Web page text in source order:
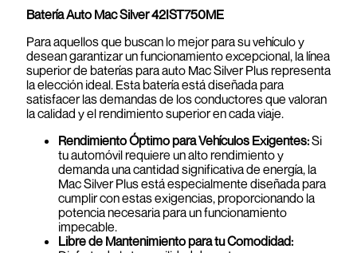
Batería Auto Mac Silver 42IST750ME
Para aquellos que buscan lo mejor para su vehículo y
desean garantizar un funcionamiento excepcional, la línea
superior de baterías para auto Mac Silver Plus representa
la elección ideal. Esta batería está diseñada para
satisfacer las demandas de los conductores que valoran
la calidad y el rendimiento superior en cada viaje.
Rendimiento Óptimo para Vehículos Exigentes:Si
tu automóvil requiere un alto rendimiento y
demanda una cantidad significativa de energía, la
Mac Silver Plus está especialmente diseñada para
cumplir con estas exigencias, proporcionando la
potencia necesaria para un funcionamiento
impecable.
Libre de Mantenimiento para tu Comodidad: